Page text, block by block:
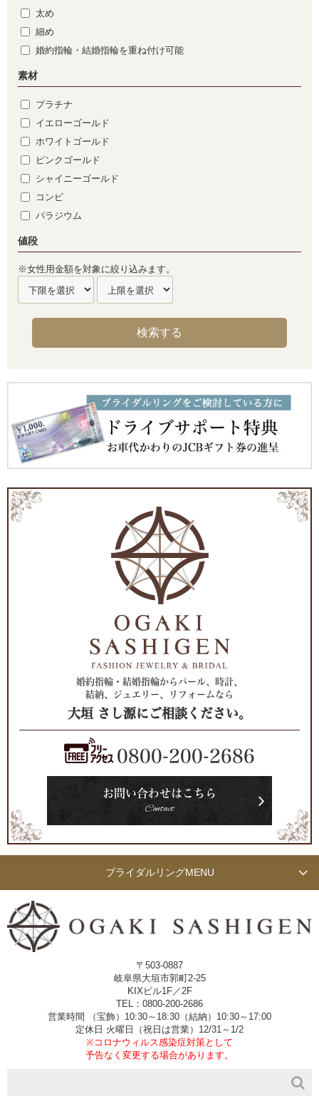
太め
細め
婚約指輪・結婚指輪を重ね付け可能
素材
プラチナ
イエローゴールド
ホワイトゴールド
ピンクゴールド
シャイニーゴールド
コンビ
パラジウム
値段
※女性用金額を対象に絞り込みます。
婚約指輪・結婚指輪からパール、時計、
結納、ジュエリー、リフォームなら
大垣 さし源にご相談ください。
0800-200-2686
お問い合わせはこちら
Contact
ブライダルリングMENU
〒503-0887
岐阜県大垣市郭町2-25
KIXビル1F／2F
TEL：0800-200-2686
営業時間 （宝飾）10:30～18:30（結納）10:30～17:00
定休日 火曜日（祝日は営業）12/31～1/2
※コロナウィルス感染症対策として
予告なく変更する場合があります。